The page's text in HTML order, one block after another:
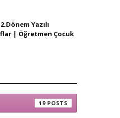
Yazılı
| Öğretmen Çocuk
19